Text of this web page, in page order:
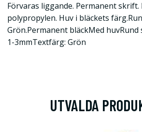
Förvaras liggande. Permanent
polypropylen. Huv i bläckets
Grön.Permanent bläckMed huvRund
1-3mmTextfärg: Grön
UTVALDA